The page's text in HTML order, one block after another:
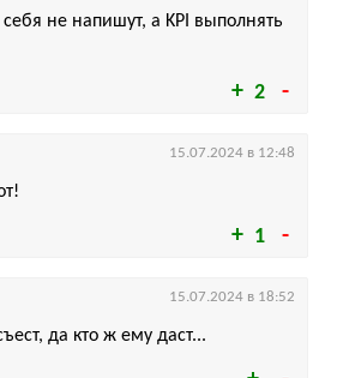
2
не напишут, а KPI выполнять
1
15.07.2024 в 12:48
да кто ж ему даст...
15.07.2024 в 18:52